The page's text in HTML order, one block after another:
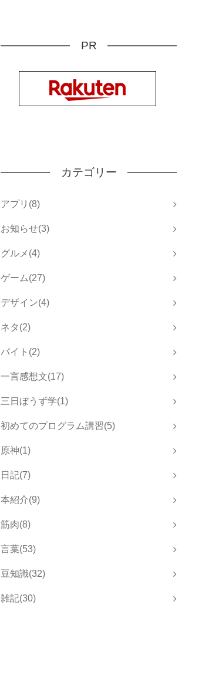
PR
カテゴリー
アプリ(8)
お知らせ(3)
グルメ(4)
ゲーム(27)
デザイン(4)
ネタ(2)
バイト(2)
一言感想文(17)
三日ぼうず学(1)
初めてのプログラム講習(5)
原神(1)
日記(7)
本紹介(9)
筋肉(8)
言葉(53)
豆知識(32)
雑記(30)